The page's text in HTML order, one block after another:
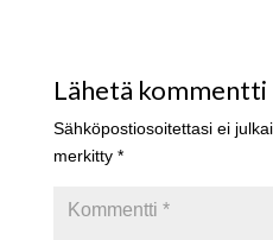
Lähetä kommentti
Sähköpostiosoitettasi ei
merkitty *